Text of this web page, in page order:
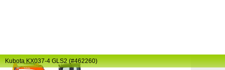
Kubota KX037-4 GLS2 (#462260)